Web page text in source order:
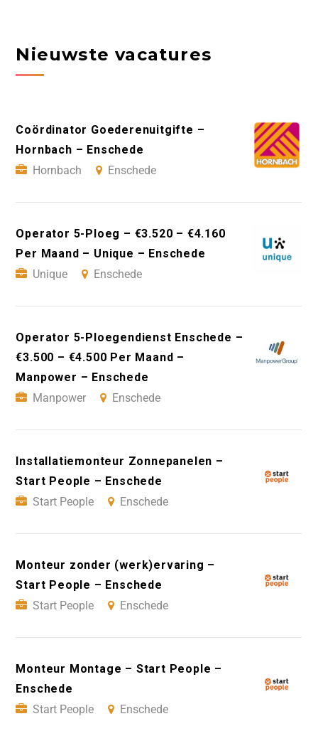
Nieuwste vacatures
Coördinator Goederenuitgifte –
Hornbach – Enschede
Hornbach
Enschede
Operator 5-Ploeg – €3.520 – €4.160
Per Maand – Unique – Enschede
Unique
Enschede
Operator 5-Ploegendienst Enschede –
€3.500 – €4.500 Per Maand –
Manpower – Enschede
Manpower
Enschede
Installatiemonteur Zonnepanelen –
Start People – Enschede
Start People
Enschede
Monteur zonder (werk)ervaring –
Start People – Enschede
Start People
Enschede
Monteur Montage – Start People –
Enschede
Start People
Enschede